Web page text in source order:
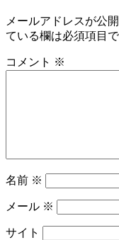
メールアドレスが公
ている欄は必須項目
コメント ※
名前 ※
メール ※
サイト